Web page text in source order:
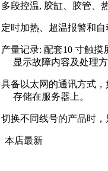
多段控温, 胶缸、胶管、
时加热、超温报警和自
产量记录: 配套10 寸触摸
显示故障内容及处理
备以太网的通讯方式
存储在服务器上。
换不同线号的产品时，
本店最新